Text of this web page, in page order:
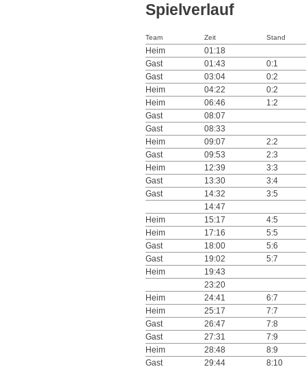
Spielverlauf
Team Zeit Stand
Heim
01:18
Gast
01:43
0:1
Gast
03:04
0:2
Heim
04:22
0:2
Heim
06:46
1:2
Gast
08:07
Gast
08:33
Heim
09:07
2:2
Gast
09:53
2:3
Heim
12:39
3:3
Gast
13:30
3:4
Gast
14:32
3:5
14:47
Heim
15:17
4:5
Heim
17:16
5:5
Gast
18:00
5:6
Gast
19:02
5:7
Heim
19:43
23:20
Heim
24:41
6:7
Heim
25:17
7:7
Gast
26:47
7:8
Gast
27:31
7:9
Heim
28:48
8:9
Gast
29:44 8:10